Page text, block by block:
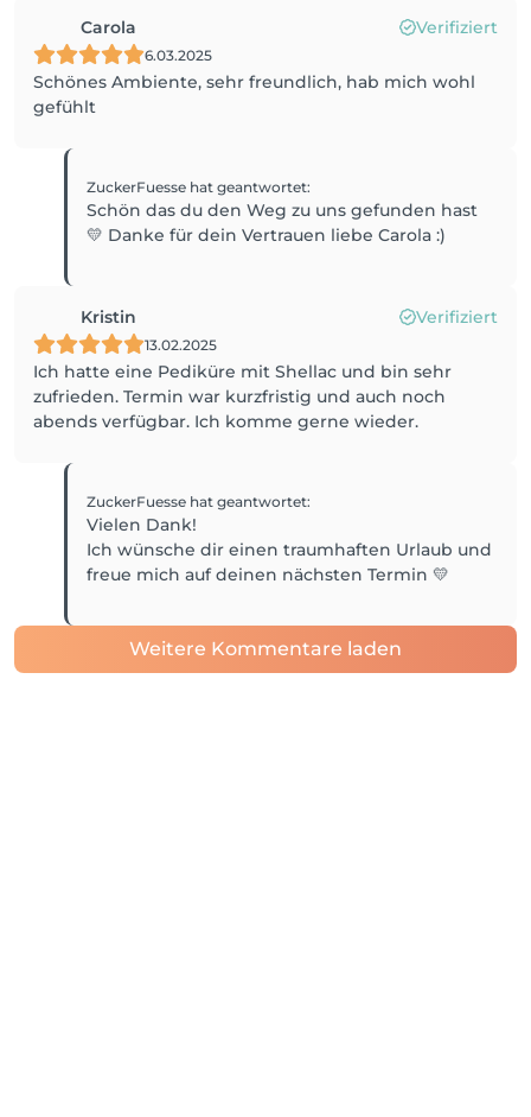
Carola Verifiziert
6.03.2025
Schönes Ambiente, sehr freundlich, hab mich wohl
gefühlt
ZuckerFuesse hat geantwortet:
Schön das du den Weg zu uns gefunden hast
💛 Danke für dein Vertrauen liebe Carola :)
Kristin Verifiziert
13.02.2025
Ich hatte eine Pediküre mit Shellac und bin sehr
zufrieden. Termin war kurzfristig und auch noch
abends verfügbar. Ich komme gerne wieder.
ZuckerFuesse hat geantwortet:
Vielen Dank!
Ich wünsche dir einen traumhaften Urlaub und
freue mich auf deinen nächsten Termin 💛
Weitere Kommentare laden